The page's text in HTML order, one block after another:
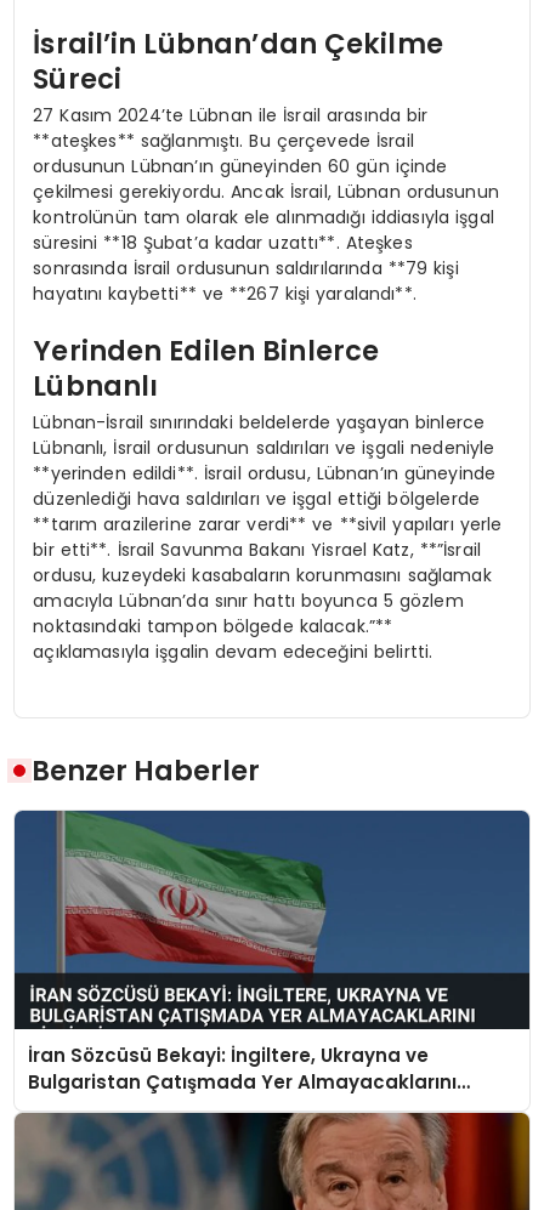
İsrail’in Lübnan’dan Çekilme
Süreci
27 Kasım 2024’te Lübnan ile İsrail arasında bir
**ateşkes** sağlanmıştı. Bu çerçevede İsrail
ordusunun Lübnan’ın güneyinden 60 gün içinde
çekilmesi gerekiyordu. Ancak İsrail, Lübnan ordusunun
kontrolünün tam olarak ele alınmadığı iddiasıyla işgal
süresini **18 Şubat’a kadar uzattı**. Ateşkes
sonrasında İsrail ordusunun saldırılarında **79 kişi
hayatını kaybetti** ve **267 kişi yaralandı**.
Yerinden Edilen Binlerce
Lübnanlı
Lübnan-İsrail sınırındaki beldelerde yaşayan binlerce
Lübnanlı, İsrail ordusunun saldırıları ve işgali nedeniyle
**yerinden edildi**. İsrail ordusu, Lübnan’ın güneyinde
düzenlediği hava saldırıları ve işgal ettiği bölgelerde
**tarım arazilerine zarar verdi** ve **sivil yapıları yerle
bir etti**. İsrail Savunma Bakanı Yisrael Katz, **”İsrail
ordusu, kuzeydeki kasabaların korunmasını sağlamak
amacıyla Lübnan’da sınır hattı boyunca 5 gözlem
noktasındaki tampon bölgede kalacak.”**
açıklamasıyla işgalin devam edeceğini belirtti.
Benzer Haberler
İran Sözcüsü Bekayi: İngiltere, Ukrayna ve
Bulgaristan Çatışmada Yer Almayacaklarını
Bildirdi